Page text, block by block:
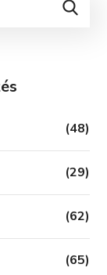
(48)
(29)
(62)
(65)